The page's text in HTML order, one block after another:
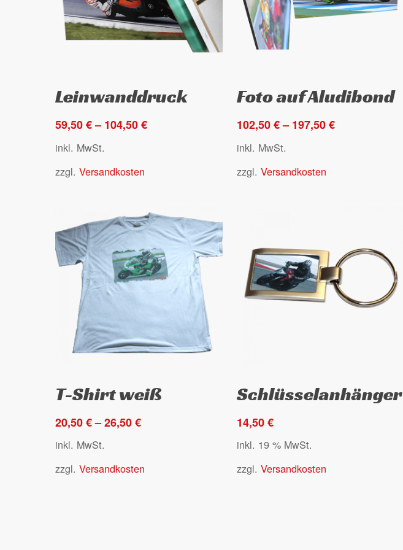
Produkt
mehrere
Varianten
Die
auf
der
Produktseite
gewählt
werden
Leinwanddruck
59,50€– 104,50€
inkl. MwSt.
zzgl.Versandkosten
Produkt
mehrere
Varianten
Die
der
Produktseite
gewählt
werden
Foto auf Aludibond
102,50€– 197,50€
inkl. MwSt.
zzgl.Versandkosten
Produkt
mehrere
Varianten
Die
T-Shirt weiß
20,50€–26,50€
inkl. MwSt.
zzgl.Versandkosten
Schlüsselanhänger
14,50€
inkl. 19 % MwSt.
zzgl.Versandkosten